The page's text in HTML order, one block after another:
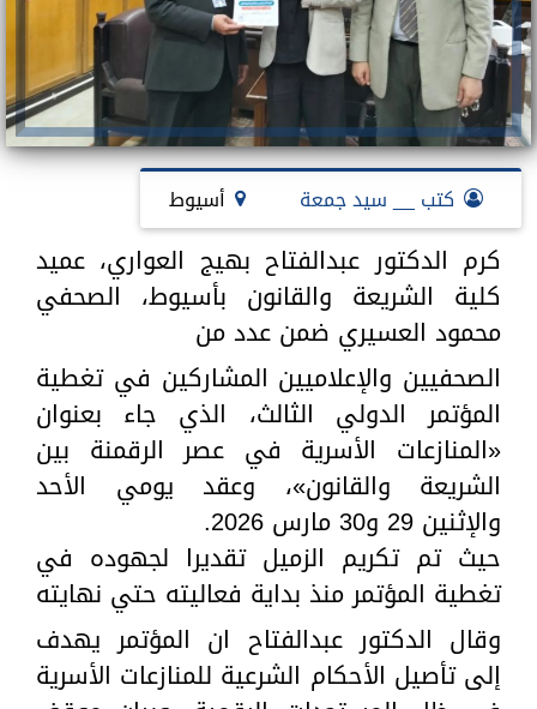
كتب __ سيد جمعة أسيوط
كرم الدكتور عبدالفتاح بهيج العواري، عميد
كلية الشريعة والقانون بأسيوط، الصحفي
محمود العسيري ضمن عدد من
الصحفيين والإعلاميين المشاركين في تغطية
المؤتمر الدولي الثالث، الذي جاء بعنوان
«المنازعات الأسرية في عصر الرقمنة بين
الشريعة والقانون»، وعقد يومي الأحد
والإثنين 29 و30 مارس 2026.
حيث تم تكريم الزميل تقديرا لجهوده في
تغطية المؤتمر منذ بداية فعاليته حتي نهايته
وقال الدكتور عبدالفتاح ان المؤتمر يهدف
إلى تأصيل الأحكام الشرعية للمنازعات الأسرية